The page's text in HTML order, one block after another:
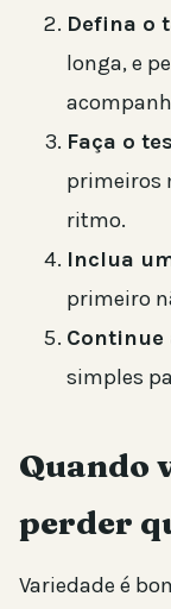
Defina o
longa, e
Faça o
primeiros
ritmo.
Inclua
primeiro
Continue
simples
Quando
perder
Variedade é